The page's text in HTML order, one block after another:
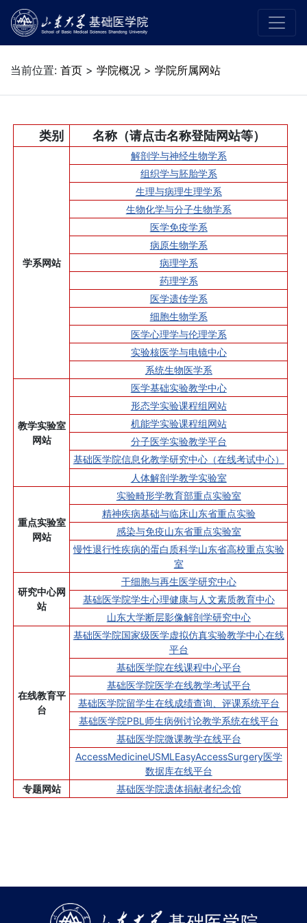
当前位置: 首页 > 学院概况 > 学院所属网站
类别 名称（请点击名称登陆网站等）
学系网站
解剖学与神经生物学系
组织学与胚胎学系
生理与病理生理学系
生物化学与分子生物学系
医学免疫学系
病原生物学系
病理学系
药理学系
医学遗传学系
细胞生物学系
医学心理学与伦理学系
实验核医学与电镜中心
系统生物医学系
教学实验室
网站
医学基础实验教学中心
形态学实验课程组网站
机能学实验课程组网站
分子医学实验教学平台
基础医学院信息化教学研究中心（在线考试中心）
人体解剖学教学实验室
重点实验室
网站
实验畸形学教育部重点实验室
精神疾病基础与临床山东省重点实验
感染与免疫山东省重点实验室
慢性退行性疾病的蛋白质科学山东省高校重点实验
室
研究中心网
站
干细胞与再生医学研究中心
基础医学院学生心理健康与人文素质教育中心
山东大学断层影像解剖学研究中心
在线教育平
台
基础医学院国家级医学虚拟仿真实验教学中心在线
平台
基础医学院在线课程中心平台
基础医学院医学在线教学考试平台
基础医学院留学生在线成绩查询、评课系统平台
基础医学院PBL师生病例讨论教学系统在线平台
基础医学院微课教学在线平台
AccessMedicineUSMLEasyAccessSurgery医学
数据库在线平台
专题网站
基础医学院遗体捐献者纪念馆